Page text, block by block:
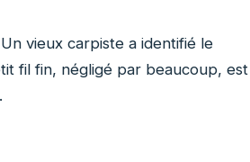
vieux carpiste a identifié le
fil fin, négligé par beaucoup, est